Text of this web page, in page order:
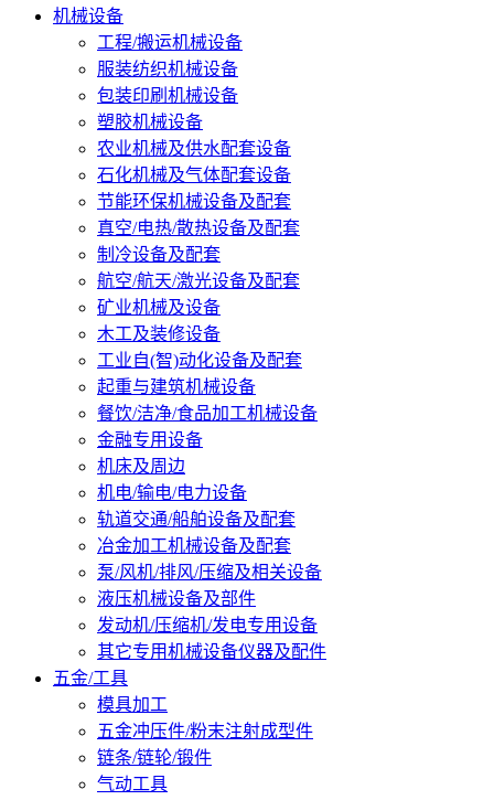
机械设备
工程/搬运机械设备
服装纺织机械设备
包装印刷机械设备
塑胶机械设备
农业机械及供水配套设备
石化机械及气体配套设备
节能环保机械设备及配套
真空/电热/散热设备及配套
制冷设备及配套
航空/航天/激光设备及配套
矿业机械及设备
木工及装修设备
工业自(智)动化设备及配套
起重与建筑机械设备
餐饮/洁净/食品加工机械设备
金融专用设备
机床及周边
机电/输电/电力设备
轨道交通/船舶设备及配套
冶金加工机械设备及配套
泵/风机/排风/压缩及相关设备
液压机械设备及部件
发动机/压缩机/发电专用设备
其它专用机械设备仪器及配件
五金/工具
模具加工
五金冲压件/粉末注射成型件
链条/链轮/锻件
气动工具